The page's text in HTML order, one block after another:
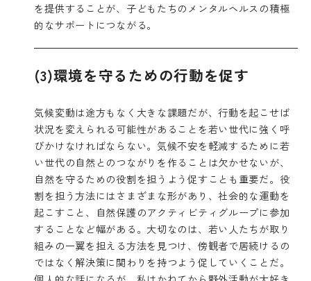
を提供することが、子どもたちのメンタルヘルスの積極
的なサポートにつながる。
(3)環境を守るための行動を促す
気候変動は途方もなく大きな課題だが、行動を起こせば
状況を変えられる可能性があることを若い世代に強く呼
びかけなければならない。気候不安を軽減するために若
い世代の自然とのつながりを作ることは欠かせないが、
自然を守るための役割を担うよう促すことも重要だ。役
割を担う方法にはさまざまな形があり、社会的な運動を
起こすこと、自然保護のアクティビティグループに参加
することなど幅がある。大切なのは、若い人たちが取り
組みの一翼を担える方法を見つけ、傍観者で居続けるの
ではなく解決策に関わりを持つよう促していくことだ。